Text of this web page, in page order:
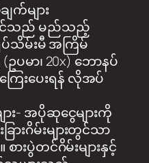
က်များ
သင်သည် မည်သည့်
သိမ်းမီ အကြိမ်
ာ၊ 20x) ဘောနပ်
ေးပေးရန် လိုအပ်
း- အပိုဆုငွေများကို
ားဂိမ်းများတွင်သာ
းပွဲတင်ဂိမ်းများနှင့်